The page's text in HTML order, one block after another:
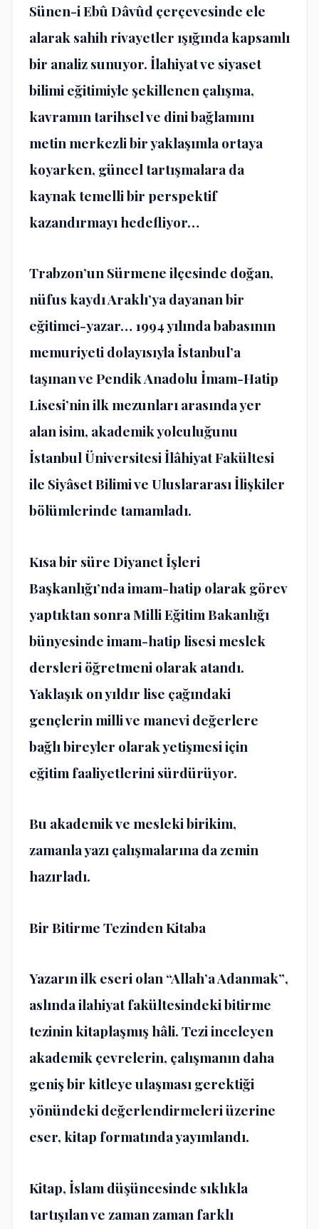
Sünen-i Ebû Dâvûd çerçevesinde ele
alarak sahih rivayetler ışığında kapsamlı
bir analiz sunuyor. İlahiyat ve siyaset
bilimi eğitimiyle şekillenen çalışma,
kavramın tarihsel ve dini bağlamını
metin merkezli bir yaklaşımla ortaya
koyarken, güncel tartışmalara da
kaynak temelli bir perspektif
kazandırmayı hedefliyor…
Trabzon’un Sürmene ilçesinde doğan,
nüfus kaydı Araklı’ya dayanan bir
eğitimci-yazar… 1994 yılında babasının
memuriyeti dolayısıyla İstanbul’a
taşınan ve Pendik Anadolu İmam-Hatip
Lisesi’nin ilk mezunları arasında yer
alan isim, akademik yolculuğunu
İstanbul Üniversitesi İlâhiyat Fakültesi
ile Siyâset Bilimi ve Uluslararası İlişkiler
bölümlerinde tamamladı.
Kısa bir süre Diyanet İşleri
Başkanlığı’nda imam-hatip olarak görev
yaptıktan sonra Milli Eğitim Bakanlığı
bünyesinde imam-hatip lisesi meslek
dersleri öğretmeni olarak atandı.
Yaklaşık on yıldır lise çağındaki
gençlerin milli ve manevi değerlere
bağlı bireyler olarak yetişmesi için
eğitim faaliyetlerini sürdürüyor.
Bu akademik ve mesleki birikim,
zamanla yazı çalışmalarına da zemin
hazırladı.
Bir Bitirme Tezinden Kitaba
Yazarın ilk eseri olan“Allah’a Adanmak”,
aslında ilahiyat fakültesindeki bitirme
tezinin kitaplaşmış hâli. Tezi inceleyen
akademik çevrelerin, çalışmanın daha
geniş bir kitleye ulaşması gerektiği
yönündeki değerlendirmeleri üzerine
eser, kitap formatında yayımlandı.
Kitap, İslam düşüncesinde sıklıkla
tartışılan ve zaman zaman farklı